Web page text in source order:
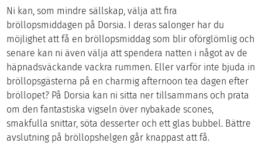
Ni kan, som mindre sällskap, välja att fira
bröllopsmiddagen på Dorsia. I deras salonger har du
möjlighet att få en bröllopsmiddag som blir oförglömlig och
senare kan ni även välja att spendera natten i något av de
häpnadsväckande vackra rummen. Eller varför inte bjuda in
bröllopsgästerna på en charmig afternoon tea dagen efter
bröllopet? På Dorsia kan ni sitta ner tillsammans och prata
om den fantastiska vigseln över nybakade scones,
smakfulla snittar, söta desserter och ett glas bubbel. Bättre
avslutning på bröllopshelgen går knappast att få.